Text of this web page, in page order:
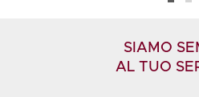
SIAMO
AL TUO